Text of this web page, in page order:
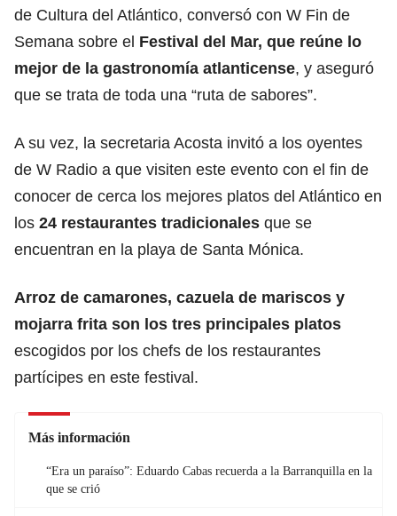
de Cultura del Atlántico, conversó con W Fin de
Semana sobre el Festival del Mar, que reúne lo
mejor de la gastronomía atlanticense, y aseguró
que se trata de toda una “ruta de sabores”.
A su vez, la secretaria Acosta invitó a los oyentes
de W Radio a que visiten este evento con el fin de
conocer de cerca los mejores platos del Atlántico en
los 24 restaurantes tradicionales que se
encuentran en la playa de Santa Mónica.
Arroz de camarones, cazuela de mariscos y
mojarra frita son los tres principales platos
escogidos por los chefs de los restaurantes
partícipes en este festival.
Más información
“Era un paraíso”: Eduardo Cabas recuerda a la Barranquilla en la
que se crió